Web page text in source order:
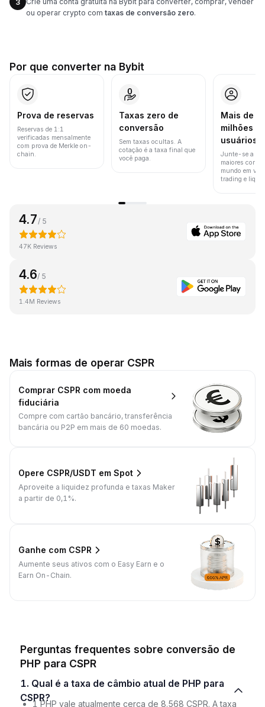
3
ou operar crypto com taxas de conversão zero.
Por que converter na Bybit
Prova de reservas
Reservas de 1:1
verificadas mensalmente
com prova de Merkle on-
chain.
Taxas zero de
conversão
Sem taxas ocultas. A
cotação é a taxa final que
você paga.
Mais de
milhões
usuários
Junte-se a
maiores
mundo em
trading e
4.7 / 5
47K Reviews
4.6/ 5
1.4M Reviews
Mais formas de operar CSPR
Comprar CSPR com moeda
fiduciária
Compre com cartão bancário, transferência
bancária ou P2P em mais de 60 moedas.
Opere CSPR/USDT em Spot
Aproveite a liquidez profunda e taxas Maker
a partir de 0,1%.
Ganhe com CSPR
Aumente seus ativos com o Easy Earn e o
Earn On-Chain.
Perguntas frequentes sobre conversão de
PHP para CSPR
1. Qual é a taxa de câmbio atual de PHP para
CSPR?
1 PHP vale atualmente cerca de 8.568 CSPR. A taxa